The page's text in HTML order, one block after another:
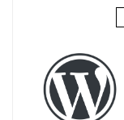
o
k